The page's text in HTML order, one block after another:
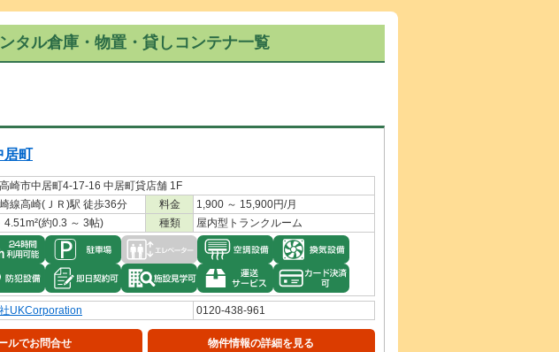
タル倉庫・物置・貸しコンテナ一覧
町
崎市中居町4-17-16 中居町貸店舗 1F
線高崎(ＪＲ)駅 徒歩36分 料金
1,900 ～ 15,900円/月
4.51m²(約0.3 ～ 3帖) 種類
屋内型トランクルーム
UKCorporation 0120-438-961
ルでお問合せ 物件情報の詳細を見る